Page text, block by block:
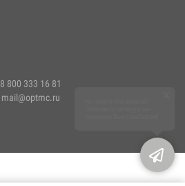
8 800 333 16 81
mail@optmc.ru